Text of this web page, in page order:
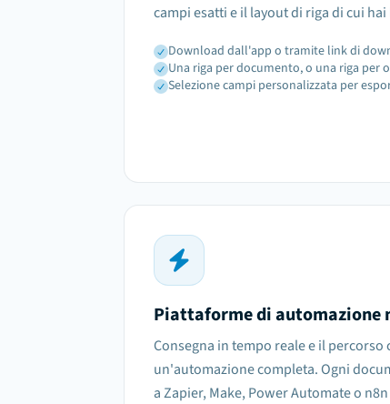
campi esatti e il layout di riga di cui
Download dall'app o tramite link di
Una riga per documento, o una riga per
Selezione campi personalizzata per
Piattaforme di automazione
Consegna in tempo reale e il
un'automazione completa. Ogni
a Zapier, Make, Power Automate o